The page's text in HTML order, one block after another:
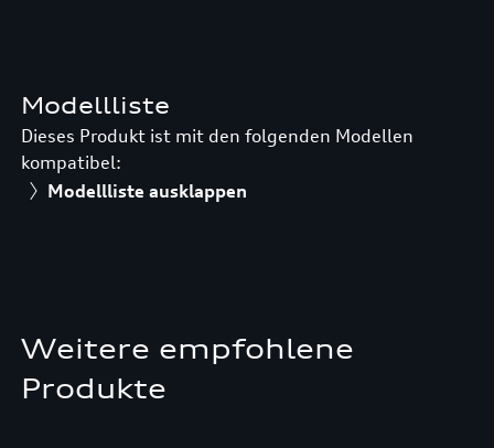
Modellliste
Dieses Produkt ist mit den folgenden Modellen
kompatibel:
Modellliste ausklappen
Weitere empfohlene
Produkte